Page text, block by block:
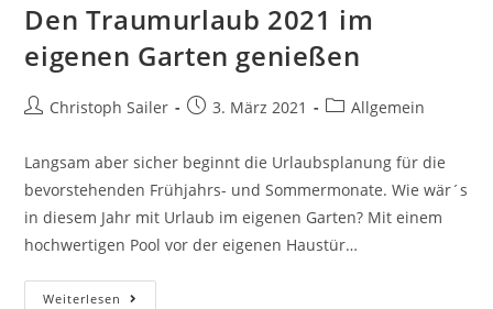
Den Traumurlaub 2021 im
eigenen Garten genießen
Beitrags-
Christoph Sailer
Beitrag3. März 2021
Beitrags-
Allgemein
Langsam aber sicher beginnt die Urlaubsplanung für die
bevorstehenden Frühjahrs- und Sommermonate. Wie wär´s
in diesem Jahr mit Urlaub im eigenen Garten? Mit einem
hochwertigen Pool vor der eigenen Haustür…
Weiterlesen